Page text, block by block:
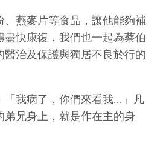
、燕麥片等食品，讓他能夠補
盡快康復，我們也一起為蔡伯
醫治及保護與獨居不良於行的
「我病了，你們來看我…」凡
弟兄身上，就是作在主的身